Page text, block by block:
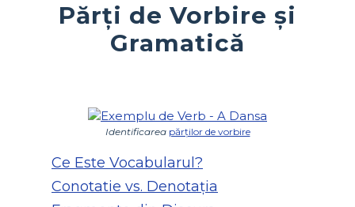
Părți de Vorbire și
Gramatică
Identificarea părților de vorbire
Ce Este Vocabularul?
Conotatie vs. Denotația